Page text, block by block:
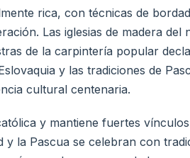
rica, con técnicas de
Las iglesias de madera del
de la carpintería popular
y las tradiciones de
cultural centenaria.
y mantiene fuertes
y la Pascua se celebran con